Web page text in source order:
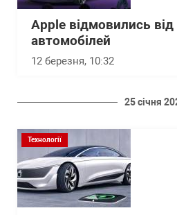
Apple відмовились
автомобілей
12 березня, 10:32
25 січня
Технології